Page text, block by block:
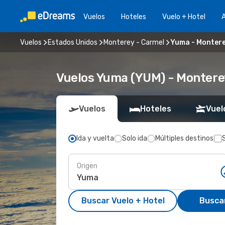
Vuelos Hoteles Vuelo + Hotel
Vuelos Estados Unidos Monterey - Carmel Yuma -
Vuelos Yuma (YUM) -
Vuelos Hoteles
Ida y vuelta Solo ida Múltiples destinos
Origen
Buscar Vuelo + Hotel